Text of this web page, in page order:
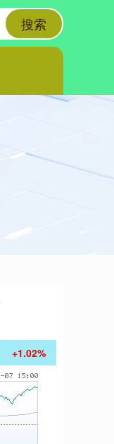
搜索
+1.02%